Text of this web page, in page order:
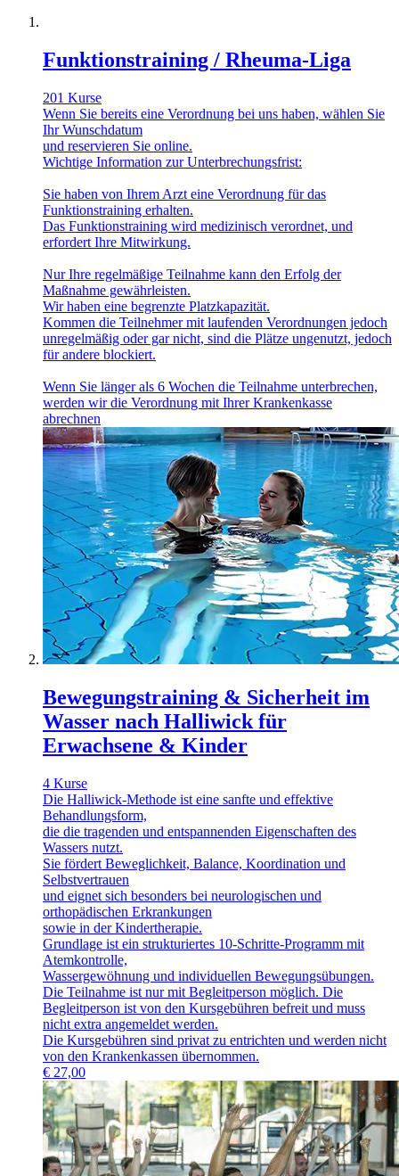
Funktionstraining / Rheuma-Liga
201 Kurse
Wenn Sie bereits eine Verordnung bei uns haben, wählen Sie
Ihr Wunschdatum
und reservieren Sie online.
Wichtige Information zur Unterbrechungsfrist:
Sie haben von Ihrem Arzt eine Verordnung für das
Funktionstraining erhalten.
Das Funktionstraining wird medizinisch verordnet, und
erfordert Ihre Mitwirkung.
Nur Ihre regelmäßige Teilnahme kann den Erfolg der
Maßnahme gewährleisten.
Wir haben eine begrenzte Platzkapazität.
Kommen die Teilnehmer mit laufenden Verordnungen jedoch
unregelmäßig oder gar nicht, sind die Plätze ungenutzt, jedoch
für andere blockiert.
Wenn Sie länger als 6 Wochen die Teilnahme unterbrechen,
werden wir die Verordnung mit Ihrer Krankenkasse
abrechnen
Bewegungstraining & Sicherheit im
Wasser nach Halliwick für
Erwachsene & Kinder
4 Kurse
Die Halliwick-Methode ist eine sanfte und effektive
Behandlungsform,
die die tragenden und entspannenden Eigenschaften des
Wassers nutzt.
Sie fördert Beweglichkeit, Balance, Koordination und
Selbstvertrauen
und eignet sich besonders bei neurologischen und
orthopädischen Erkrankungen
sowie in der Kindertherapie.
Grundlage ist ein strukturiertes 10-Schritte-Programm mit
Atemkontrolle,
Wassergewöhnung und individuellen Bewegungsübungen.
Die Teilnahme ist nur mit Begleitperson möglich. Die
Begleitperson ist von den Kursgebühren befreit und muss
nicht extra angemeldet werden.
Die Kursgebühren sind privat zu entrichten und werden nicht
von den Krankenkassen übernommen.
€ 27,00